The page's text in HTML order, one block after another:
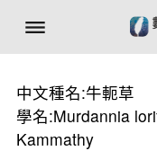
中文種名:牛軛草
學名:Murdannia
Kammathy